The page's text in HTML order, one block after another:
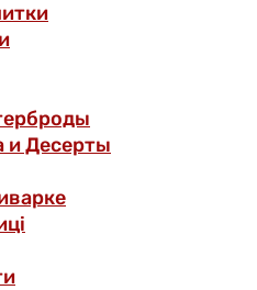
и Десерты